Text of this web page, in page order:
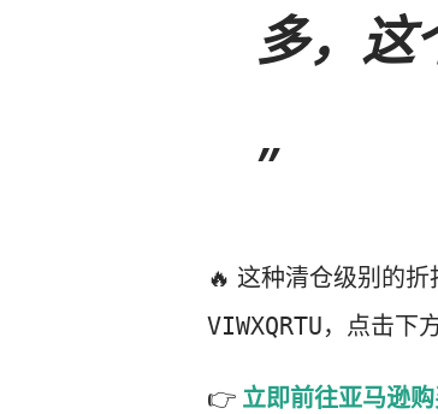
多，这
🔥 这种清仓级别的
VIWXQRTU，点击下
👉 立即前往亚马逊